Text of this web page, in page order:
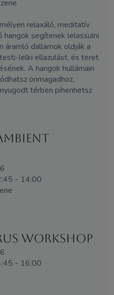
relaxáló, meditatív
hangok segítenek lelassulni
áramló dallamok oldják a
lelki ellazulást, és teret
A hangok hullámain
önmagadhoz,
térben pihenhetsz
- 14:00
workshop
- 16:00